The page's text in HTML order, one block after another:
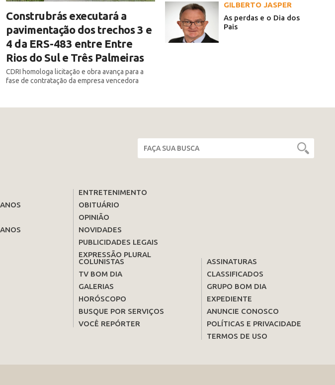
Construbrás executará a
pavimentação dos trechos 3 e
4 da ERS-483 entre Entre
Rios do Sul e Três Palmeiras
CDRI homologa licitação e obra avança para a
fase de contratação da empresa vencedora
GILBERTO JASPER
As perdas e o Dia dos
Pais
ENTRETENIMENTO
OBITUÁRIO
OPINIÃO
NOVIDADES
PUBLICIDADES LEGAIS
EXPRESSÃO PLURAL
COLUNISTAS
TV BOM DIA
GALERIAS
HORÓSCOPO
BUSQUE POR SERVIÇOS
VOCÊ REPÓRTER
ASSINATURAS
CLASSIFICADOS
GRUPO BOM DIA
EXPEDIENTE
ANUNCIE CONOSCO
POLÍTICAS E PRIVACIDADE
TERMOS DE USO